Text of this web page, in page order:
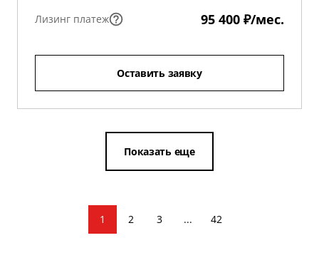
Лизинг платеж 95 400 ₽/мес.
Оставить заявку
Показать еще
1 2 3 ... 42